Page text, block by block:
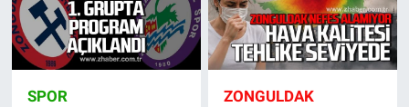
SPOR ZONGULDAK